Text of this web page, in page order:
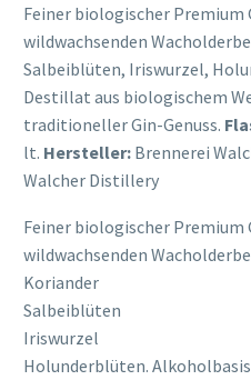
Feiner biologischer Premium
wildwachsenden
Salbeiblüten, Iriswurzel,
Destillat aus biologischem
traditioneller Gin-Genuss.
lt. Hersteller: Brennerei
Walcher Distillery
Feiner biologischer Premium
wildwachsenden
Koriander
Salbeiblüten
Iriswurzel
Holunderblüten.